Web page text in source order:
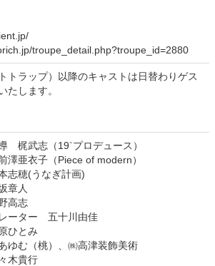
troupe_detail.php?troupe_id=2880
トラップ）以降のキャストは日替わりゲス
たします。
梶武志（19`プロデュース）
亜衣子（Piece of modern）
志穂(うなぎ計画)
人
高志
ーター 五十川由佳
とみ
む（桃）、㈱高津装飾美術
木貴行